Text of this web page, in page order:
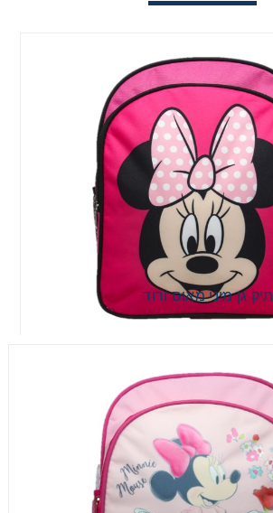
תיק גן מיני מאוס ורוד